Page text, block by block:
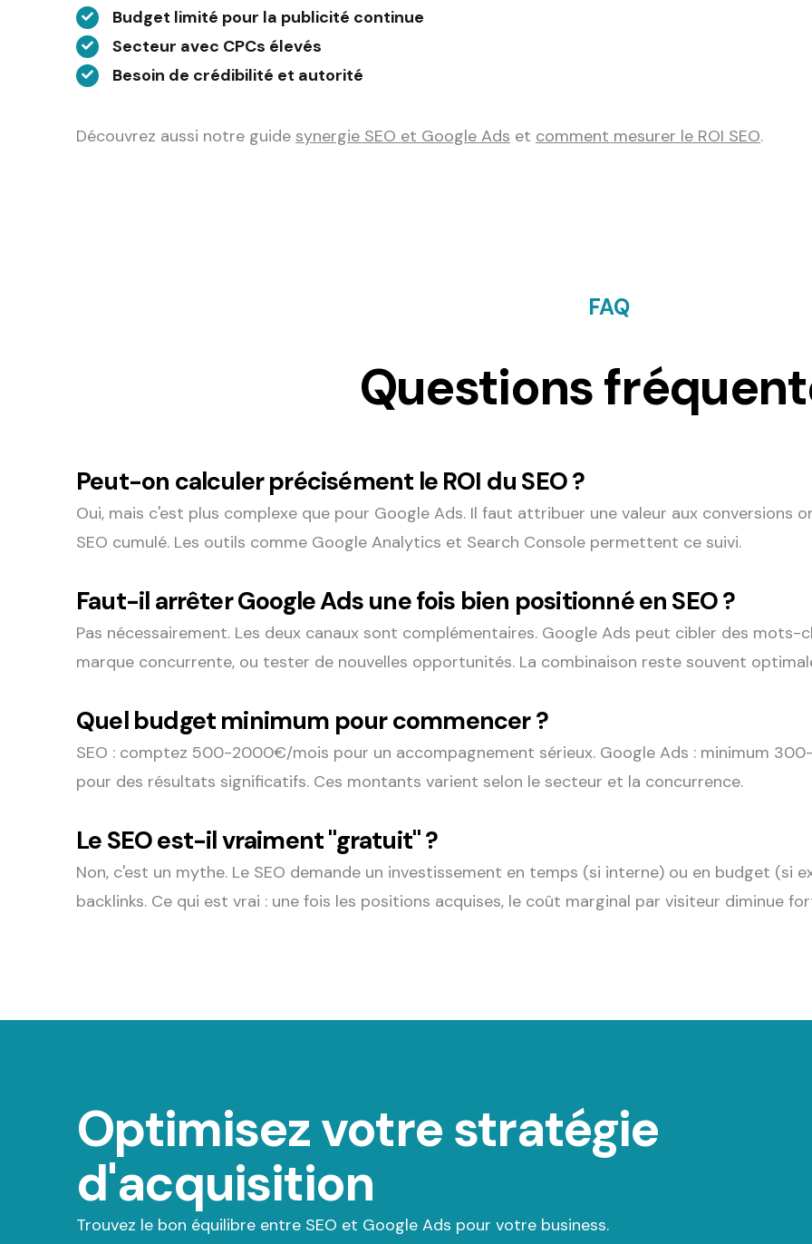
Budget limité pour la publicité continue
Secteur avec CPCs élevés
Besoin de crédibilité et autorité
Découvrez aussi notre guide synergie SEO et Google Ads et comment mesurer le ROI SEO.
FAQ
Questions
Peut-on calculer précisément le ROI du SEO ?
Oui, mais c'est plus complexe que pour Google Ads. Il faut attribuer une valeur aux conversions
SEO cumulé. Les outils comme Google Analytics et Search Console permettent ce suivi.
Faut-il arrêter Google Ads une fois bien positionné en SEO ?
Pas nécessairement. Les deux canaux sont complémentaires. Google Ads peut cibler des
marque concurrente, ou tester de nouvelles opportunités. La combinaison reste souvent
Quel budget minimum pour commencer ?
SEO : comptez 500-2000€/mois pour un accompagnement sérieux. Google Ads : minimum
pour des résultats significatifs. Ces montants varient selon le secteur et la concurrence.
Le SEO est-il vraiment "gratuit" ?
Non, c'est un mythe. Le SEO demande un investissement en temps (si interne) ou en budget (si
backlinks. Ce qui est vrai : une fois les positions acquises, le coût marginal par visiteur diminue
Optimisez votre stratégie
d'acquisition
Trouvez le bon équilibre entre SEO et Google Ads pour votre business.